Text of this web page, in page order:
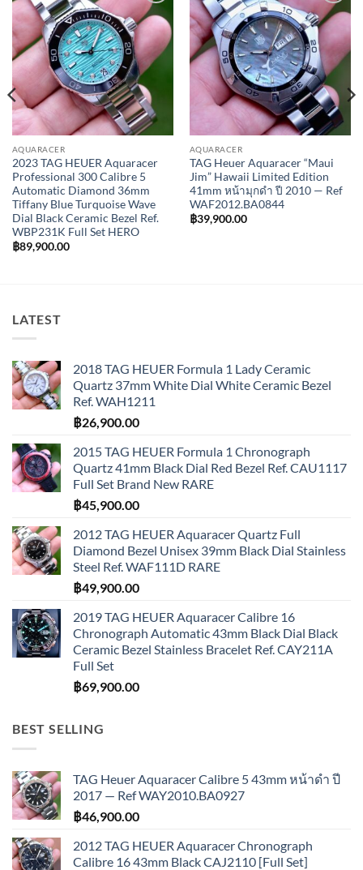
Add to
Wishlist
AQUARACER
2023 TAG HEUER Aquaracer
Professional 300 Calibre 5
Automatic Diamond 36mm
Tiffany Blue Turquoise Wave
Dial Black Ceramic Bezel Ref.
WBP231K Full Set HERO
฿89,900.00
Add to
Wishlist
AQUARACER
TAG Heuer Aquaracer “Maui
Jim” Hawaii Limited Edition
41mm หน้ามุกดำ ปี 2010 — Ref
WAF2012.BA0844
฿39,900.00
LATEST
2018 TAG HEUER Formula 1 Lady Ceramic
Quartz 37mm White Dial White Ceramic Bezel
Ref. WAH1211
฿26,900.00
2015 TAG HEUER Formula 1 Chronograph
Quartz 41mm Black Dial Red Bezel Ref. CAU1117
Full Set Brand New RARE
฿45,900.00
2012 TAG HEUER Aquaracer Quartz Full
Diamond Bezel Unisex 39mm Black Dial Stainless
Steel Ref. WAF111D RARE
฿49,900.00
2019 TAG HEUER Aquaracer Calibre 16
Chronograph Automatic 43mm Black Dial Black
Ceramic Bezel Stainless Bracelet Ref. CAY211A
Full Set
฿69,900.00
BEST SELLING
TAG Heuer Aquaracer Calibre 5 43mm หน้าดำ ปี
2017 — Ref WAY2010.BA0927
฿46,900.00
2012 TAG HEUER Aquaracer Chronograph
Calibre 16 43mm Black CAJ2110 [Full Set]